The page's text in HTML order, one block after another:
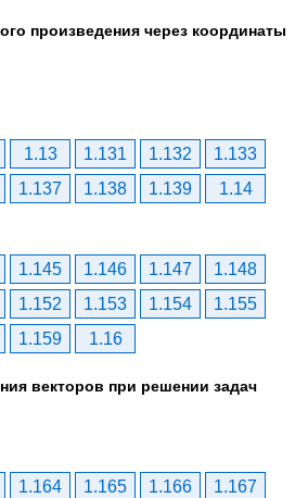
произведения через координаты
1.13 1.131 1.132
1.133
1.137 1.138 1.139
1.14
1.145 1.146 1.147
1.148
1.152 1.153 1.154
1.155
1.159 1.16
векторов при решении задач
1.164 1.165 1.166
1.167